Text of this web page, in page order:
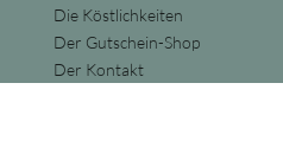
Die Köstlichkeiten
Der Gutschein-Shop
Der Kontakt